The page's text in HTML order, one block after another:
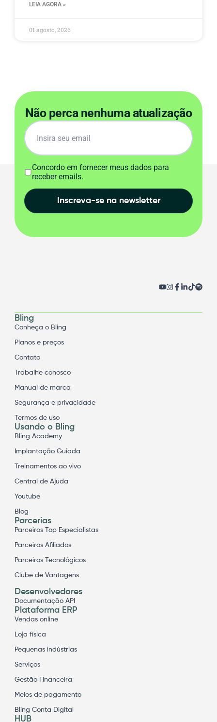
LEIA AGORA »
01 agosto, 2026
Não perca nenhuma atualização
Concordo em fornecer meus dados para
receber emails.
Inscreva-se na newsletter
Bling
Conheça o Bling
Planos e preços
Contato
Trabalhe conosco
Manual de marca
Segurança e privacidade
Termos de uso
Usando o Bling
Bling Academy
Implantação Guiada
Treinamentos ao vivo
Central de Ajuda
Youtube
Blog
Parcerias
Parceiros Top Especialistas
Parceiros Afiliados
Parceiros Tecnológicos
Clube de Vantagens
Desenvolvedores
Documentação API
Plataforma ERP
Vendas online
Loja física
Pequenas indústrias
Serviços
Gestão Financeira
Meios de pagamento
Bling Conta Digital
HUB